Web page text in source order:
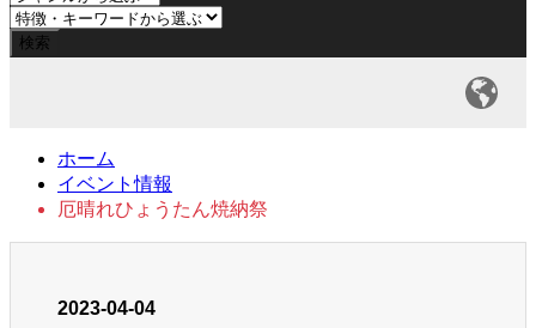
ホーム
イベント情報
厄晴れひょうたん焼納祭
2023-04-04